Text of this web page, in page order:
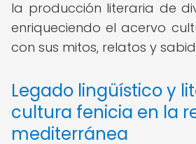
la producción literaria de
enriqueciendo el acervo
con sus mitos, relatos y
Legado lingüístico y
cultura fenicia en la
mediterránea